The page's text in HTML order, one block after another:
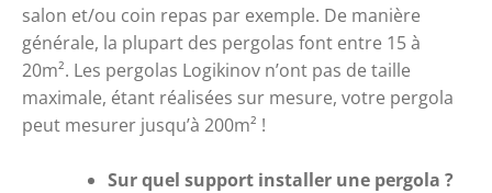
salon et/ou coin repas par exemple. De manière
générale, la plupart des pergolas font entre 15 à
20m². Les pergolas Logikinov n’ont pas de taille
maximale, étant réalisées sur mesure, votre pergola
peut mesurer jusqu’à 200m² !
Sur quel support installer une pergola ?